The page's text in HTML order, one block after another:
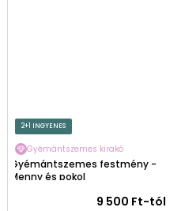
2+1 INGYENES
Gyémántszemes kirakó
Gyémántszemes festmény -
Menny és pokol
9 500 Ft-tól